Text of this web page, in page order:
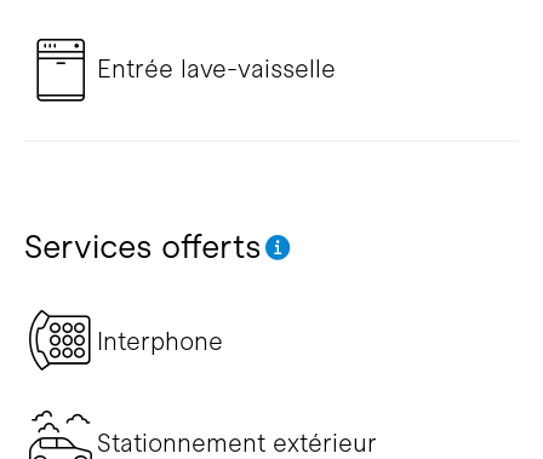
Entrée lave-vaisselle
Services offerts
Interphone
Stationnement extérieur